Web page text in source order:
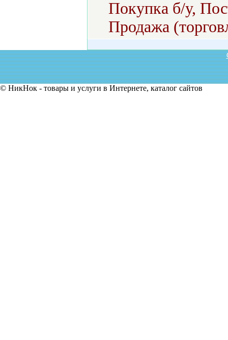
Покупка б/у,
Продажа
© НикНок - товары и услуги в Интернете, каталог сайтов